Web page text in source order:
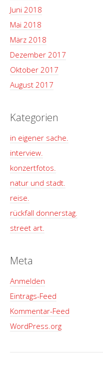
Juni 2018
Mai 2018
März 2018
Dezember 2017
Oktober 2017
August 2017
Kategorien
in eigener sache.
interview.
konzertfotos.
natur und stadt.
reise.
rückfall donnerstag.
street art.
Meta
Anmelden
Eintrags-Feed
Kommentar-Feed
WordPress.org